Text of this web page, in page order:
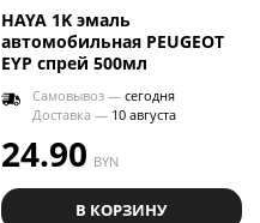
HAYA 1K эмаль
автомобильная PEUGEOT
EYP спрей 500мл
Самовывоз — сегодня
Доставка — 10 августа
24.90 BYN
В КОРЗИНУ